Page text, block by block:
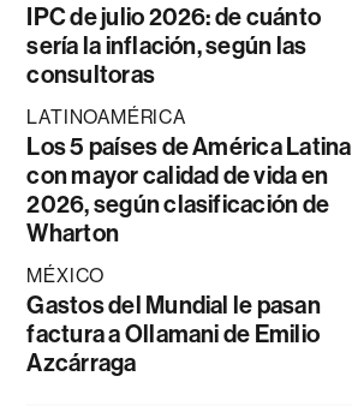
IPC de julio 2026: de cuánto
sería la inflación, según las
consultoras
LATINOAMÉRICA
Los 5 países de América Latina
con mayor calidad de vida en
2026, según clasificación de
Wharton
MÉXICO
Gastos del Mundial le pasan
factura a Ollamani de Emilio
Azcárraga